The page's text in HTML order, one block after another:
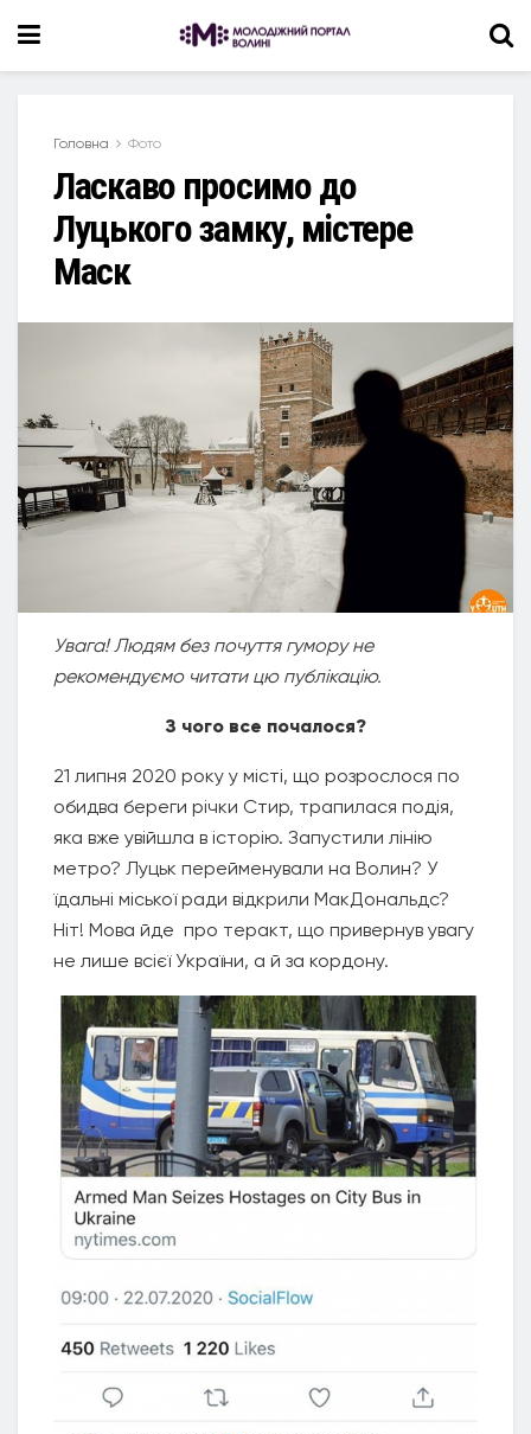
Головна Фото
Ласкаво просимо до
Луцького замку, містере
Маск
Увага! Людям без почуття гумору не
рекомендуємо читати цю публікацію.
З чого все почалося?
21 липня 2020 року у місті, що розрослося по
обидва береги річки Стир, трапилася подія,
яка вже увійшла в історію. Запустили лінію
метро? Луцьк перейменували на Волин? У
їдальні міської ради відкрили МакДональдс?
Ніт! Мова йде про теракт, що привернув увагу
не лише всієї України, а й за кордону.